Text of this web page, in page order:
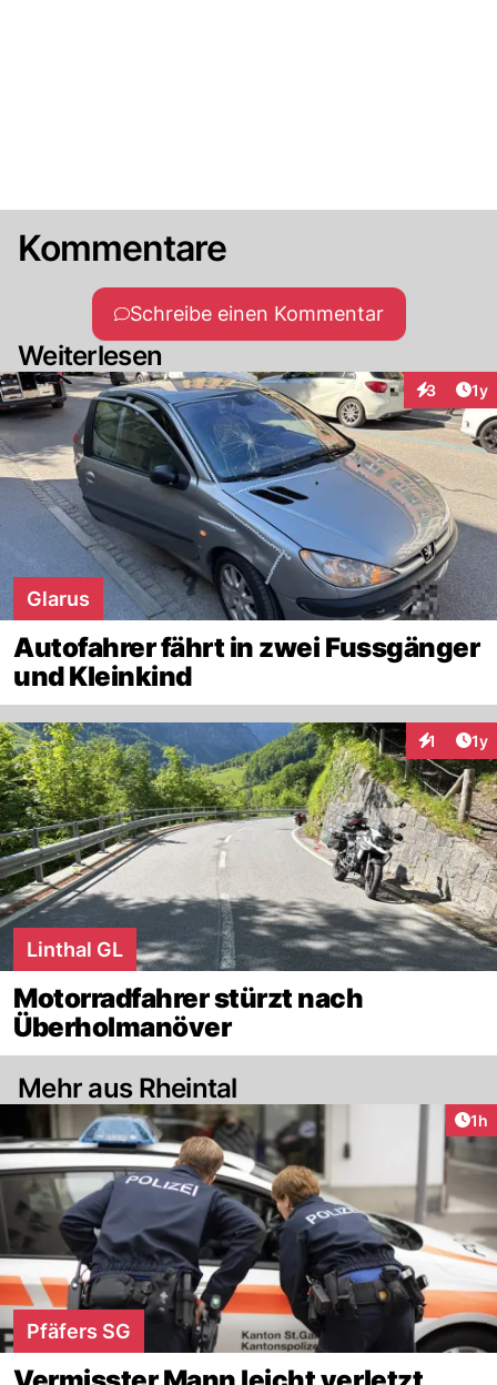
Kommentare
Schreibe einen Kommentar
Weiterlesen
3 1y
Glarus
Autofahrer fährt in zwei Fussgänger
und Kleinkind
1 1y
Linthal GL
Motorradfahrer stürzt nach
Überholmanöver
Mehr aus Rheintal
1h
Pfäfers SG